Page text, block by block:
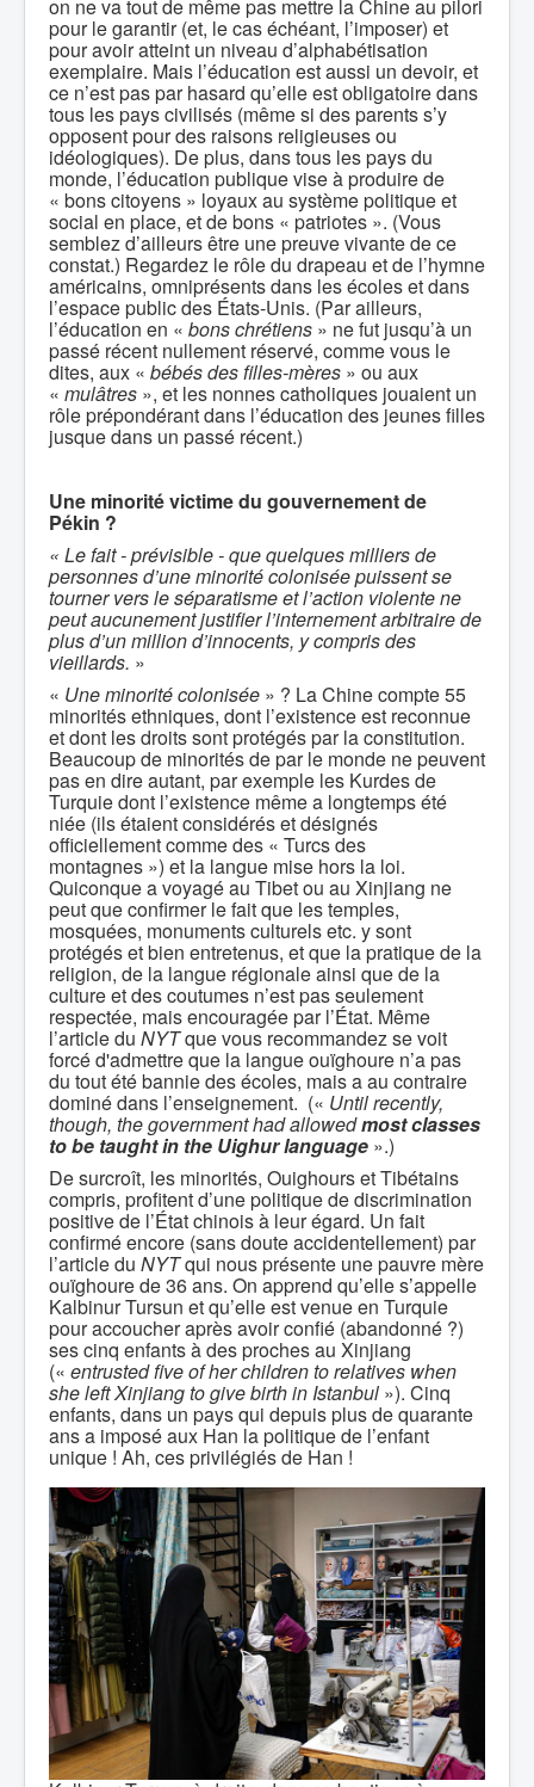
on ne va tout de même pas mettre la Chine au pilori
pour le garantir (et, le cas échéant, l’imposer) et
pour avoir atteint un niveau d’alphabétisation
exemplaire. Mais l’éducation est aussi un devoir, et
ce n’est pas par hasard qu’elle est obligatoire dans
tous les pays civilisés (même si des parents s’y
opposent pour des raisons religieuses ou
idéologiques). De plus, dans tous les pays du
monde, l’éducation publique vise à produire de
« bons citoyens » loyaux au système politique et
social en place, et de bons « patriotes ». (Vous
semblez d’ailleurs être une preuve vivante de ce
constat.) Regardez le rôle du drapeau et de l’hymne
américains, omniprésents dans les écoles et dans
l’espace public des États-Unis. (Par ailleurs,
l’éducation en « bons chrétiens » ne fut jusqu’à un
passé récent nullement réservé, comme vous le
dites, aux « bébés des filles-mères » ou aux
« mulâtres », et les nonnes catholiques jouaient un
rôle prépondérant dans l’éducation des jeunes filles
jusque dans un passé récent.)
Une minorité victime du gouvernement de
Pékin ?
« Le fait - prévisible - que quelques milliers de
personnes d’une minorité colonisée puissent se
tourner vers le séparatisme et l’action violente ne
peut aucunement justifier l’internement arbitraire de
plus d’un million d’innocents, y compris des
vieillards. »
« Une minorité colonisée » ? La Chine compte 55
minorités ethniques, dont l’existence est reconnue
et dont les droits sont protégés par la constitution.
Beaucoup de minorités de par le monde ne peuvent
pas en dire autant, par exemple les Kurdes de
Turquie dont l’existence même a longtemps été
niée (ils étaient considérés et désignés
officiellement comme des « Turcs des
montagnes ») et la langue mise hors la loi.
Quiconque a voyagé au Tibet ou au Xinjiang ne
peut que confirmer le fait que les temples,
mosquées, monuments culturels etc. y sont
protégés et bien entretenus, et que la pratique de la
religion, de la langue régionale ainsi que de la
culture et des coutumes n’est pas seulement
respectée, mais encouragée par l’État. Même
l’article du NYTque vous recommandez se voit
forcé d'admettre que la langue ouïghoure n’a pas
du tout été bannie des écoles, mais a au contraire
dominé dans l’enseignement. (« Until recently,
though, the government had allowedmost classes
to be taught in the Uighur language ».)
De surcroît, les minorités, Ouighours et Tibétains
compris, profitent d’une politique de discrimination
positive de l’État chinois à leur égard. Un fait
confirmé encore (sans doute accidentellement) par
l’article du NYTqui nous présente une pauvre mère
ouïghoure de 36 ans. On apprend qu’elle s’appelle
Kalbinur Tursun et qu’elle est venue en Turquie
pour accoucher après avoir confié (abandonné ?)
ses cinq enfants à des proches au Xinjiang
(« entrusted five of her children to relatives when
she left Xinjiang to give birth in Istanbul »). Cinq
enfants, dans un pays qui depuis plus de quarante
ans a imposé aux Han la politique de l’enfant
unique ! Ah, ces privilégiés de Han !